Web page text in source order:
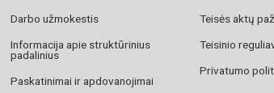
Darbo užmokestis
Informacija apie struktūrinius
padalinius
Paskatinimai ir apdovanojimai
Teisės aktų
Teisinio
Privatumo